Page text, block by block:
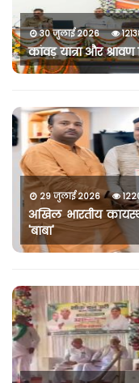
30 जुलाई 2026
कांवड़ यात्रा और श्रावण
29 जुलाई 2026
अखिल भारतीय
'बाबा'